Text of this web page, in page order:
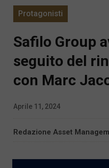
Protagonisti
Safilo Group
seguito del
con Marc
Aprile 11, 2024
Redazione Asset